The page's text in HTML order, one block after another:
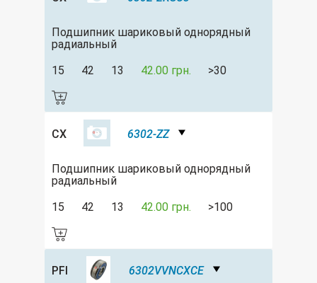
Подшипник шариковый однорядный
радиальный
15
42 13 42.00 грн. >30
CX 6302-ZZ
Подшипник шариковый однорядный
радиальный
15
42 13 42.00 грн. >100
PFI 6302VVNCXCE